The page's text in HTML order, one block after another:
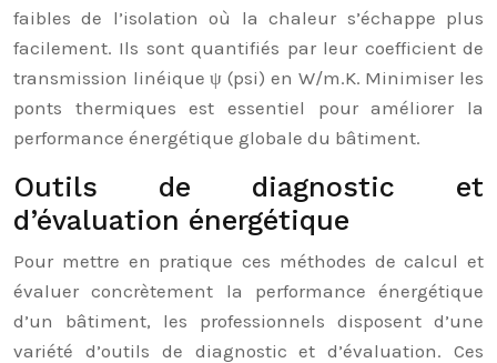
faibles de l’isolation où la chaleur s’échappe plus
facilement. Ils sont quantifiés par leur coefficient de
transmission linéique ψ (psi) en W/m.K. Minimiser les
ponts thermiques est essentiel pour améliorer la
performance énergétique globale du bâtiment.
Outils de diagnostic et
d’évaluation énergétique
Pour mettre en pratique ces méthodes de calcul et
évaluer concrètement la performance énergétique
d’un bâtiment, les professionnels disposent d’une
variété d’outils de diagnostic et d’évaluation. Ces